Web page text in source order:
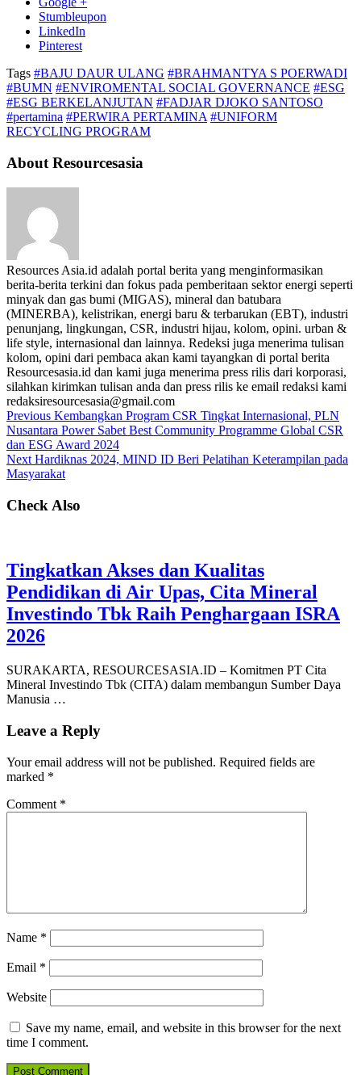
Stumbleupon
LinkedIn
Pinterest
Tags #BAJU DAUR ULANG #BRAHMANTYA S POERWADI
#BUMN #ENVIROMENTAL SOCIAL GOVERNANCE #ESG
#ESG BERKELANJUTAN #FADJAR DJOKO SANTOSO
#pertamina #PERWIRA PERTAMINA #UNIFORM
RECYCLING PROGRAM
About Resourcesasia
Resources Asia.id adalah portal berita yang menginformasikan
berita-berita terkini dan fokus pada pemberitaan sektor energi seperti
minyak dan gas bumi (MIGAS), mineral dan batubara
(MINERBA), kelistrikan, energi baru & terbarukan (EBT), industri
penunjang, lingkungan, CSR, industri hijau, kolom, opini. urban &
life style, internasional dan lainnya. Redeksi juga menerima tulisan
kolom, opini dari pembaca akan kami tayangkan di portal berita
Resourcesasia.id dan kami juga menerima press rilis dari korporasi,
silahkan kirimkan tulisan anda dan press rilis ke email redaksi kami
redaksiresourcesasia@gmail.com
Previous Kembangkan Program CSR Tingkat Internasional, PLN
Nusantara Power Sabet Best Community Programme Global CSR
dan ESG Award 2024
Next Hardiknas 2024, MIND ID Beri Pelatihan Keterampilan pada
Masyarakat
Check Also
Tingkatkan Akses dan Kualitas
Pendidikan di Air Upas, Cita Mineral
Investindo Tbk Raih Penghargaan ISRA
2026
SURAKARTA, RESOURCESASIA.ID – Komitmen PT Cita
Mineral Investindo Tbk (CITA) dalam membangun Sumber Daya
Manusia …
Leave a Reply
Your email address will not be published. Required fields are
marked *
Comment *
Name *
Email *
Website
Save my name, email, and website in this browser for the next
time I comment.